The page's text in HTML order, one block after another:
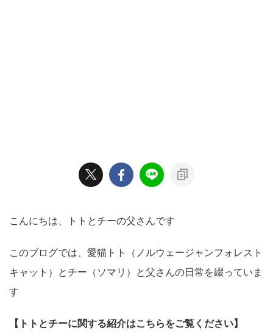
こんにちは、トトとチーの父さんです
このブログでは、愛猫トト（ノルウェージャンフォレスト
キャット）とチー（ソマリ）と父さんの日常を綴っていま
す
【トトとチーに関する紹介はこちらをご覧ください】